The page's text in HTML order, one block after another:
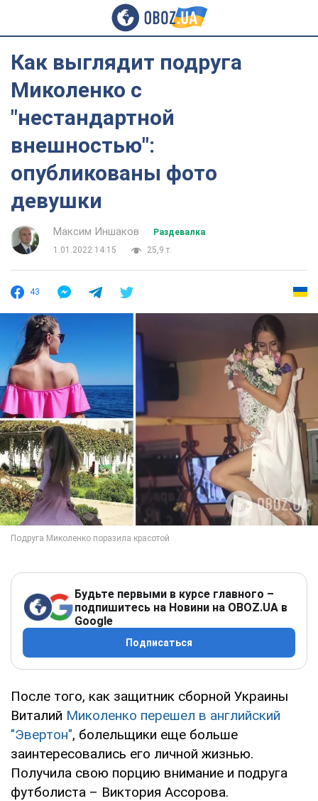
Как выглядит подруга
Миколенко с
"нестандартной
внешностью":
опубликованы фото
девушки
Максим Иншаков
Раздевалка
1.01.2022 14:15
25,9 т.
43
Будьте первыми в курсе главного –
подпишитесь на Новини на OBOZ.UA в
Google
Подписаться
После того, как защитник сборной Украины
Виталий Миколенко перешел в английский
"Эвертон", болельщики еще больше
заинтересовались его личной жизнью.
Получила свою порцию внимание и подруга
футболиста – Виктория Ассорова.